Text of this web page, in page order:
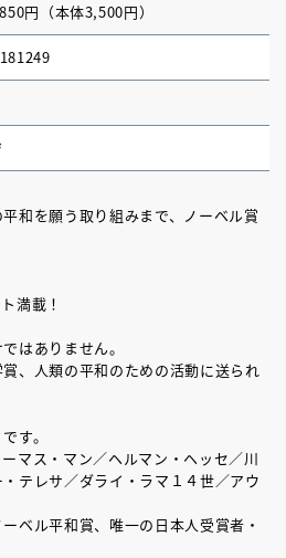
円（本体3,500円）
和を願う取り組みまで、ノーベル賞
満載！
はありません。
、人類の平和のための活動に送られ
す。
マス・マン／ヘルマン・ヘッセ／川
テレサ／ダライ・ラマ１４世／アウ
ベル平和賞、唯一の日本人受賞者・